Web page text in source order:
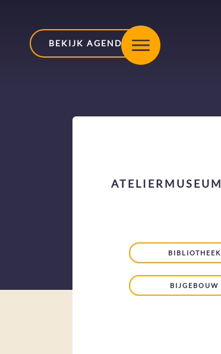
BEKIJK AGENDA
ATELIERMUSEUM
BIBLIOTHEEK
BIJGEBOUW